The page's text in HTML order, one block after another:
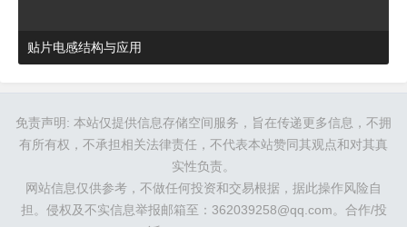
贴片电感结构与应用
免责声明: 本站仅提供信息存储空间服务，旨在传递更多信息，不拥
有所有权，不承担相关法律责任，不代表本站赞同其观点和对其真
实性负责。
网站信息仅供参考，不做任何投资和交易根据，据此操作风险自
担。侵权及不实信息举报邮箱至：362039258@qq.com。合作/投